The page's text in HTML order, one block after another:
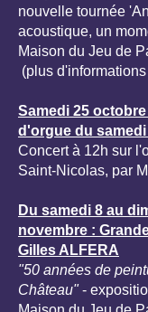
nouvelle tournée
acoustique, un
Maison du Jeu de
(plus
Samedi 25
d'orgue du samedi
Concert à 12h sur
Saint-Nicolas, par
Du samedi 8 au
novembre :
Gilles ALFERA
"50 années de
Château"-